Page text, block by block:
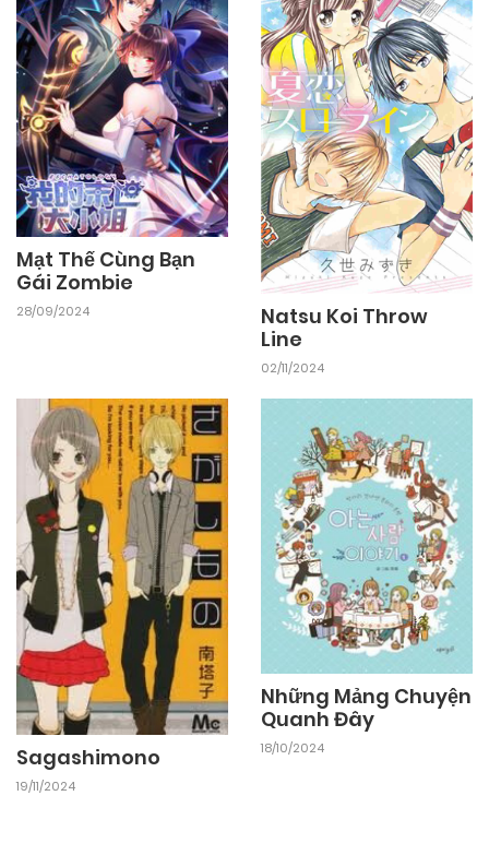
Mạt Thế Cùng Bạn
Gái Zombie
28/09/2024
Natsu Koi Throw
Line
02/11/2024
Sagashimono
19/11/2024
Những Mảng Chuyện
Quanh Đây
18/10/2024